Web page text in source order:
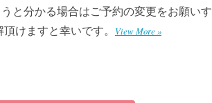
と分かる場合はご予約の変更をお願いす
けますと幸いです。
View More »